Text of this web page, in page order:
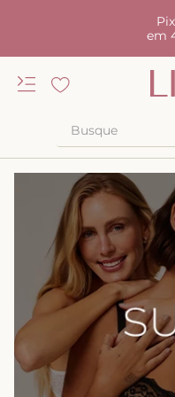
em
TERMOS MAIS BUSCADOS
kiss me
camisola
sutiã
calcinha renda
anatomic
calcinha alta
triangulo